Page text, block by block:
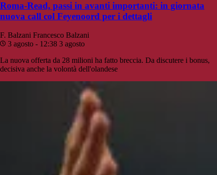
Roma-Read, passi in avanti importanti: in giornata
nuova call col Feyenoord per i dettagli
F. Balzani Francesco Balzani
3 agosto - 12:38 3 agosto
La nuova offerta da 28 milioni ha fatto breccia. Da discutere i bonus,
decisiva anche la volontà dell'olandese